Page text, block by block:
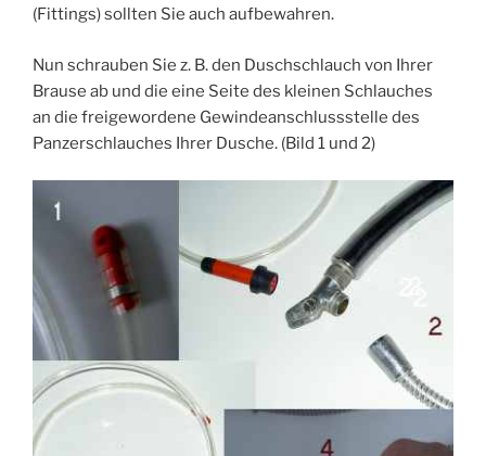
(Fittings) sollten Sie auch aufbewahren.
Nun schrauben Sie z. B. den Duschschlauch von Ihrer
Brause ab und die eine Seite des kleinen Schlauches
an die freigewordene Gewindeanschlussstelle des
Panzerschlauches Ihrer Dusche. (Bild 1 und 2)